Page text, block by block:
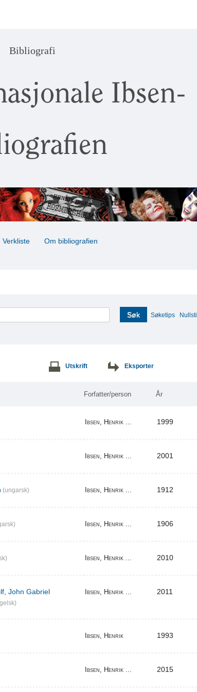
Bibliografi
Ibsen-
Verkliste Om bibliografien
Søk Søketips Nullstill
Utskrift Eksporter
Forfatter/person År
Ibsen, Henrik ... 1999
Ibsen, Henrik ... 2001
(ungarsk) Ibsen, Henrik ... 1912
Ibsen, Henrik ... 1906
Ibsen, Henrik ... 2010
John Gabriel
Ibsen, Henrik ... 2011
Ibsen, Henrik 1993
Ibsen, Henrik ... 2015